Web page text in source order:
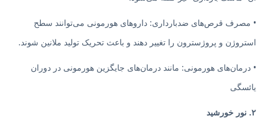
• مصرف قرص‌های ضدبارداری: داروهای هورمونی می‌توانند سطح
استروژن و پروژسترون را تغییر دهند و باعث تحریک تولید ملانین شوند.
• درمان‌های هورمونی: مانند درمان‌های جایگزین هورمونی در دوران
یائسگی
۲. نور خورشید